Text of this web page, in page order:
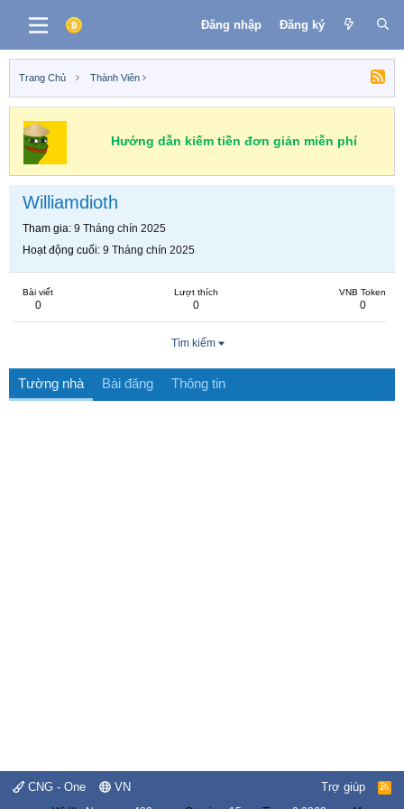
Đăng nhập Đăng ký
Trang Chủ Thành Viên
Hướng dẫn kiếm tiền đơn giản miễn phí
Williamdioth
Tham gia 9 Tháng chín 2025
Hoạt động cuối 9 Tháng chín 2025
Bài viết
0
Lượt thích
0
VNB Token
0
Tìm kiếm
Tường nhà Bài đăng Thông tin
CNG - One VN Trợ giúp
R